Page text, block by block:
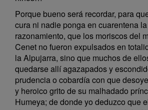
Porque bueno será recordar, para
cura ni nadie ponga en cuarentena
razonamiento, que los moriscos del
Cenet no fueron expulsados en
la Alpujarra, sino que muchos de
quedarse allí agazapados y
prudencia o cobardía con que
y heroico grito de su malhadado
Humeya; de donde yo deduzco que